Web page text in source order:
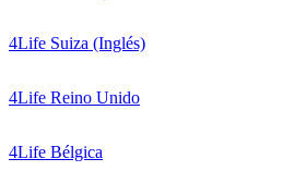
4Life Suiza (Inglés)
4Life Reino Unido
4Life Bélgica